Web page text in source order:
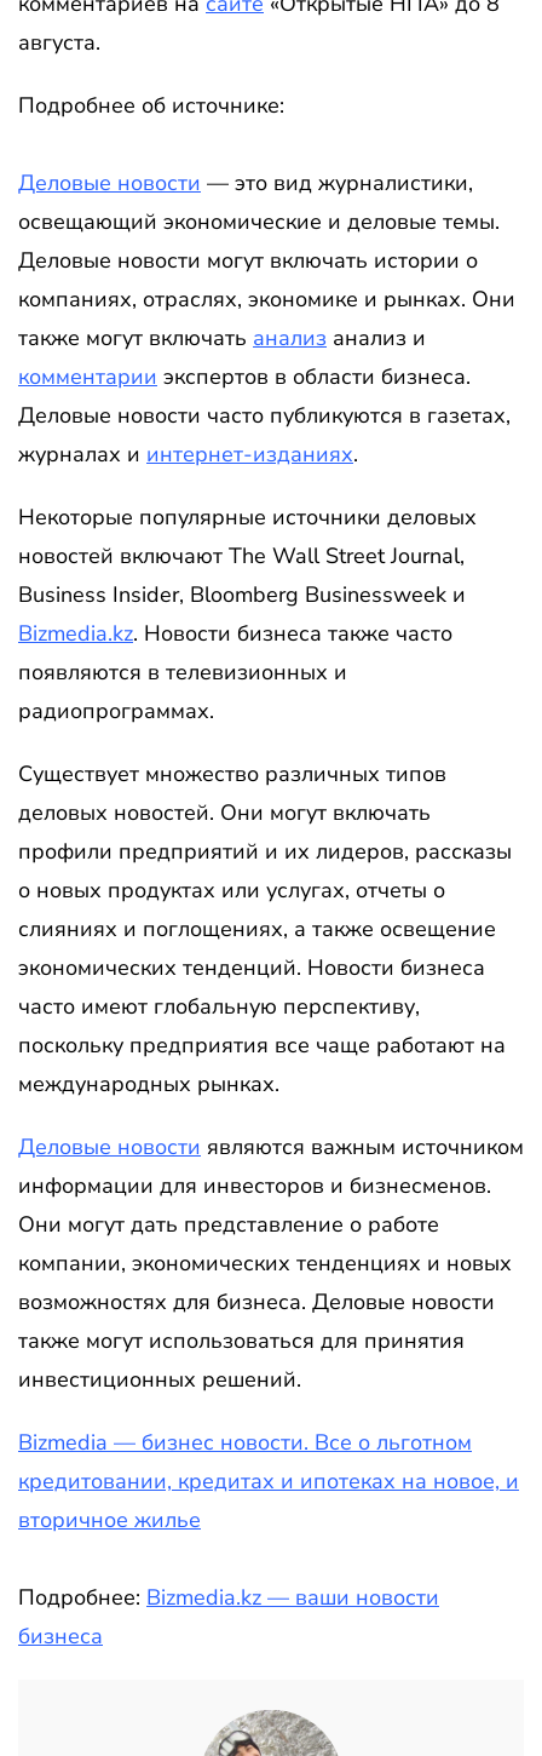
августа.
Подробнее об источнике:
Деловые новости — это вид журналистики,
освещающий экономические и деловые темы.
Деловые новости могут включать истории о
компаниях, отраслях, экономике и рынках. Они
также могут включать анализ анализ и
комментарии экспертов в области бизнеса.
Деловые новости часто публикуются в газетах,
журналах и интернет-изданиях.
Некоторые популярные источники деловых
новостей включают The Wall Street Journal,
Business Insider, Bloomberg Businessweek и
Bizmedia.kz. Новости бизнеса также часто
появляются в телевизионных и
радиопрограммах.
Существует множество различных типов
деловых новостей. Они могут включать
профили предприятий и их лидеров, рассказы
о новых продуктах или услугах, отчеты о
слияниях и поглощениях, а также освещение
экономических тенденций. Новости бизнеса
часто имеют глобальную перспективу,
поскольку предприятия все чаще работают на
международных рынках.
Деловые новости являются важным источником
информации для инвесторов и бизнесменов.
Они могут дать представление о работе
компании, экономических тенденциях и новых
возможностях для бизнеса. Деловые новости
также могут использоваться для принятия
инвестиционных решений.
Bizmedia — бизнес новости. Все о льготном
кредитовании, кредитах и ипотеках на новое, и
вторичное жилье
Подробнее: Bizmedia.kz — ваши новости
бизнеса